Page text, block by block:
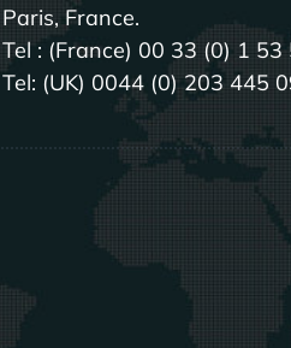
Paris, France.
Tel : (France) 00 33 (0) 1
Tel: (UK) 0044 (0) 203 445